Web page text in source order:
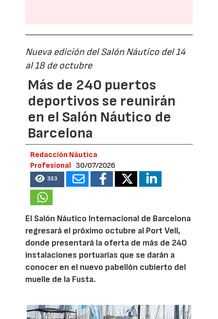
Nueva edición del Salón Náutico del 14
al 18 de octubre
Más de 240 puertos
deportivos se reunirán
en el Salón Náutico de
Barcelona
Redacción Náutica
Profesional
30/07/2026
353
El Salón Náutico Internacional de Barcelona
regresará el próximo octubre al Port Vell,
donde presentará la oferta de más de 240
instalaciones portuarias que se darán a
conocer en el nuevo pabellón cubierto del
muelle de la Fusta.